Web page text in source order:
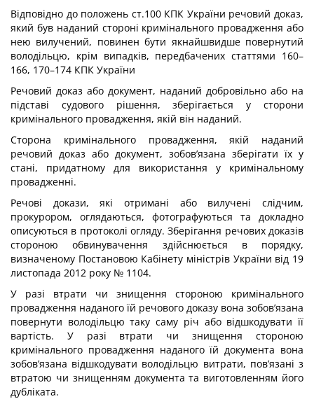
Відповідно до положень ст.100 КПК України речовий доказ,
який був наданий стороні кримінального провадження або
нею вилучений, повинен бути якнайшвидше повернутий
володільцю, крім випадків, передбачених статтями 160–
166, 170–174 КПК України
Речовий доказ або документ, наданий добровільно або на
підставі судового рішення, зберігається у сторони
кримінального провадження, якій він наданий.
Сторона кримінального провадження, якій наданий
речовий доказ або документ, зобов’язана зберігати їх у
стані, придатному для використання у кримінальному
провадженні.
Речові докази, які отримані або вилучені слідчим,
прокурором, оглядаються, фотографуються та докладно
описуються в протоколі огляду. Зберігання речових доказів
стороною обвинувачення здійснюється в порядку,
визначеному Постановою Кабінету міністрів України від 19
листопада 2012 року № 1104.
У разі втрати чи знищення стороною кримінального
провадження наданого їй речового доказу вона зобов’язана
повернути володільцю таку саму річ або відшкодувати її
вартість. У разі втрати чи знищення стороною
кримінального провадження наданого їй документа вона
зобов’язана відшкодувати володільцю витрати, пов’язані з
втратою чи знищенням документа та виготовленням його
дубліката.